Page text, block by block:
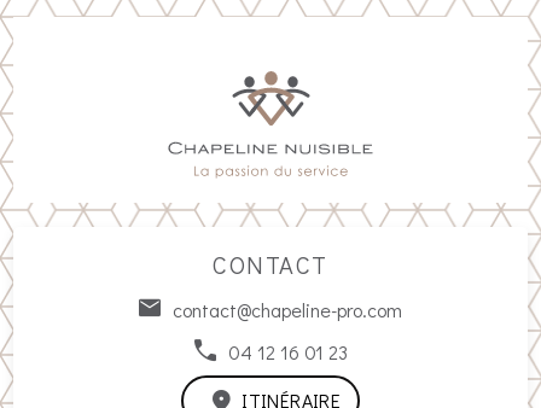
CONTACT
contact@chapeline-pro.com
04 12 16 01 23
ITINÉRAIRE